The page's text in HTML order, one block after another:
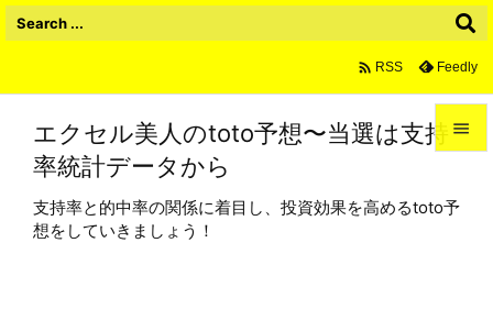
エクセル美人のtoto予想〜当選は支持
率統計データから
支持率と的中率の関係に着目し、投資効果を高めるtoto予
想をしていきましょう！

メニュ
 RSS Feedly